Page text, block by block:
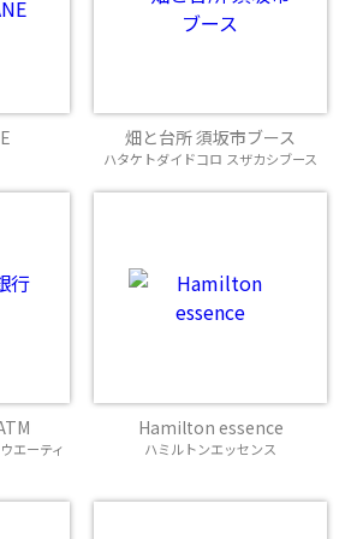
畑と台所 須坂市ブース
ハタケトダイドコロ スザカシブース
エーティ
Hamilton essence
ハミルトンエッセンス